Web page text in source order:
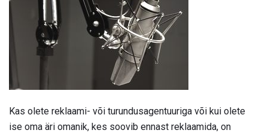
Kas olete reklaami- või turundusagentuuriga või kui olete
ise oma äri omanik, kes soovib ennast reklaamida, on